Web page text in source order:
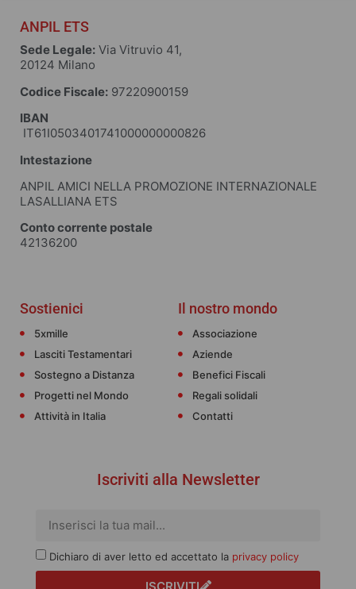
ANPIL ETS
Sede Legale: Via Vitruvio 41,
20124 Milano
Codice Fiscale: 97220900159
IBAN
IT61I0503401741000000000826
Intestazione
ANPIL AMICI NELLA PROMOZIONE INTERNAZIONALE
LASALLIANA ETS
Conto corrente postale
42136200
Sostienici
5xmille
Lasciti Testamentari
Sostegno a Distanza
Progetti nel Mondo
Attività in Italia
Il nostro mondo
Associazione
Aziende
Benefici Fiscali
Regali solidali
Contatti
Iscriviti alla Newsletter
Dichiaro di aver letto ed accettato la privacy policy